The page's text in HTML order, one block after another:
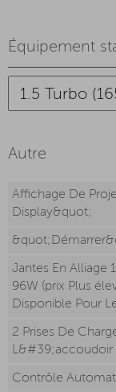
Équipement
Autre
Affichage De
Display&quot;
Jantes En Alliage
96W (prix Plus
Disponible Pour
2 Prises De
L&#39;accoudoir
Contrôle